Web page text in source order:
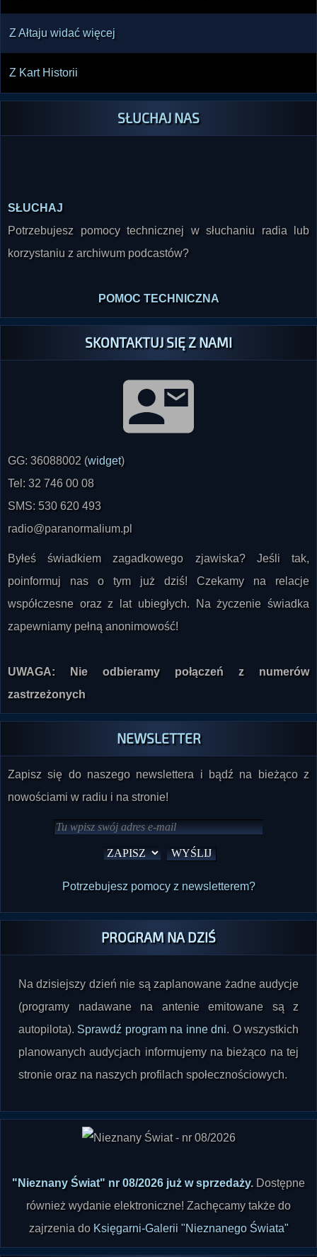
Z Ałtaju widać więcej
Z Kart Historii
SŁUCHAJ NAS
SŁUCHAJ
Potrzebujesz pomocy technicznej w słuchaniu radia lub
korzystaniu z archiwum podcastów?
POMOC TECHNICZNA
SKONTAKTUJ SIĘ Z NAMI
GG: 36088002 (widget)
Tel: 32 746 00 08
SMS: 530 620 493
radio@paranormalium.pl
Byłeś świadkiem zagadkowego zjawiska? Jeśli tak,
poinformuj nas o tym już dziś! Czekamy na relacje
współczesne oraz z lat ubiegłych. Na życzenie świadka
zapewniamy pełną anonimowość!
UWAGA: Nie odbieramy połączeń z numerów
zastrzeżonych
NEWSLETTER
Zapisz się do naszego newslettera i bądź na bieżąco z
nowościami w radiu i na stronie!
Potrzebujesz pomocy z newsletterem?
PROGRAM NA DZIŚ
Na dzisiejszy dzień nie są zaplanowane żadne audycje
(programy nadawane na antenie emitowane są z
autopilota). Sprawdź program na inne dni. O wszystkich
planowanych audycjach informujemy na bieżąco na tej
stronie oraz na naszych profilach społecznościowych.
"Nieznany Świat" nr 08/2026 już w sprzedaży. Dostępne
również wydanie elektroniczne! Zachęcamy także do
zajrzenia do Księgarni-Galerii "Nieznanego Świata"